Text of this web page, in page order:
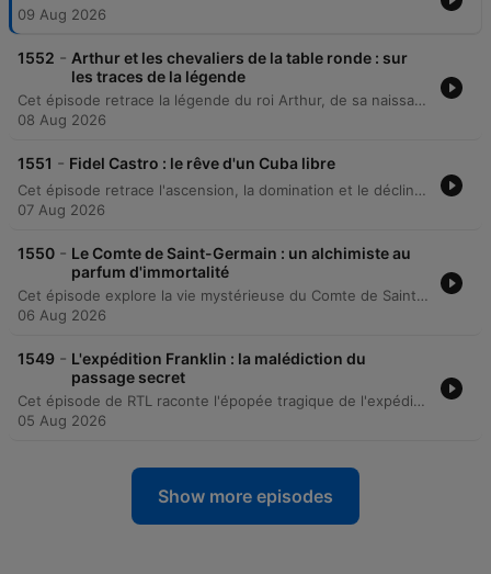
09 Aug 2026
1552 - Arthur et les chevaliers de la table ronde : sur
les traces de la légende
Cet épisode retrace la légende du roi Arthur, de sa naissance illégitime issue d'Uther Pendragon jusqu'à la quête du Saint Graal. L'histoire explore les trahisons de Morgane, l'amour interdit entre Lancelot et Guenièvre, ainsi que la chute progressive du royaume de Camelot. Le récit détaille également la fin de la légende arthurienne, marquée par le duel fatal entre Arthur et Mordred. Enfin, l'épisode examine l'évolution historique des récits à travers les siècles et s'interroge sur l'existence réelle d'un personnage historique nommé Artorius.
08 Aug 2026
1551 - Fidel Castro : le rêve d'un Cuba libre
Cet épisode retrace l'ascension, la domination et le déclin de Fidel Castro, de sa naissance à Cuba jusqu'à sa mort en 2016. Le récit détaille son parcours de révolutionnaire, de l'attaque de la caserne Moncada à la prise du pouvoir en 1959, tout en explorant les aspects paradoxaux de son règne entre avancées sociales et répression politique. À travers l'étude de sa construction mythique et des tensions internationales, notamment la crise des missiles, l'épisode analyse comment Castro est devenu un pion sur la scène mondiale. Le récit aborde également les multiples tentatives d'assassinat orchestrées contre lui et l'héritage complexe laissé par son régime.
07 Aug 2026
1550 - Le Comte de Saint-Germain : un alchimiste au
parfum d'immortalité
Cet épisode explore la vie mystérieuse du Comte de Saint-Germain, un personnage énigmatique du XVIIIe siècle dont les origines restent inconnues. Entre légendes d'alchimie et réalités historiques, le récit retrace ses passages à Versailles, en Angleterre et en Russie, tout en soulignant les tentatives de décrédibilisation par ses contemporains. Le récit détaille également la légende du comte, entre faits historiques et mythes d'immortalité alimentés par des figures comme Casanova ou Cagliostro. Nous explorerons ses origines liées à la Transylvanie, sa fin documentée en 1784, et la persistance de son mythe à travers les siècles.
06 Aug 2026
1549 - L'expédition Franklin : la malédiction du
passage secret
Cet épisode de RTL raconte l'épopée tragique de l'expédition Franklin, partie en 1845 pour découvrir le passage du Nord-Ouest. À bord des navires Erebus et Terror, le commandant John Franklin et son équipage s'enfoncent dans un labyrinthe de glaces arctiques, menant à une disparition mystérieuse qui a obsédé le monde pendant plus d'un siècle. L'histoire retrace les tentatives de sauvetage, la découverte de messages désespérés laissés dans des cairns et l'agonie progressive des marins face au scorbut, au froid extrême et au saturnisme. Le récit explore les derniers instants de ces hommes avant que le mystère ne soit partiellement éclairci par la découverte récente des épaves.
05 Aug 2026
Show more episodes